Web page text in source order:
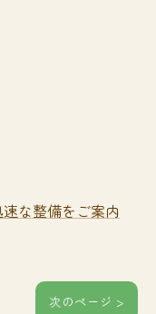
な整備をご案内
次のページ >